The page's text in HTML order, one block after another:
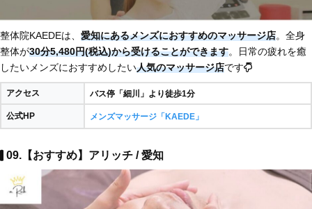
整体院KAEDEは、 愛知にあるメンズにおすすめのマッサージ店。全身
整体が30分5,480円(税込)から受けることができます。日常の疲れを癒
したいメンズにおすすめしたい人気のマッサージ店です
アクセス バス停「細川」より徒歩1分
公式HP メンズマッサージ「KAEDE」
09.【おすすめ】アリッチ / 愛知